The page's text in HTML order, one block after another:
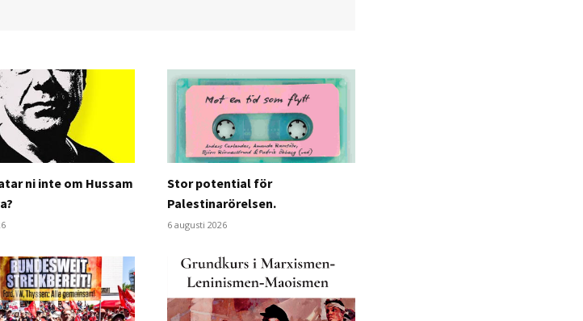
ni inte om Hussam
Stor potential för
Palestinarörelsen.
6 augusti 2026